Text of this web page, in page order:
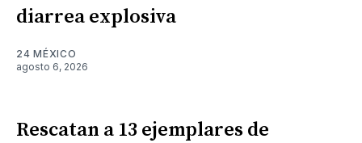
diarrea explosiva
24 MÉXICO
agosto 6, 2026
Rescatan a 13 ejemplares de